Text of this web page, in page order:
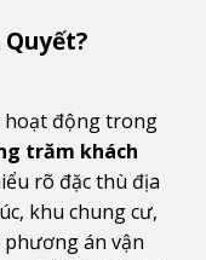
hoạt động trong
trăm khách
rõ đặc thù địa
khu chung cư,
án vận